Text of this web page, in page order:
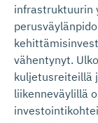
infrastruktuurin
vähentynyt.
kuljetusreiteillä
liikenneväylillä